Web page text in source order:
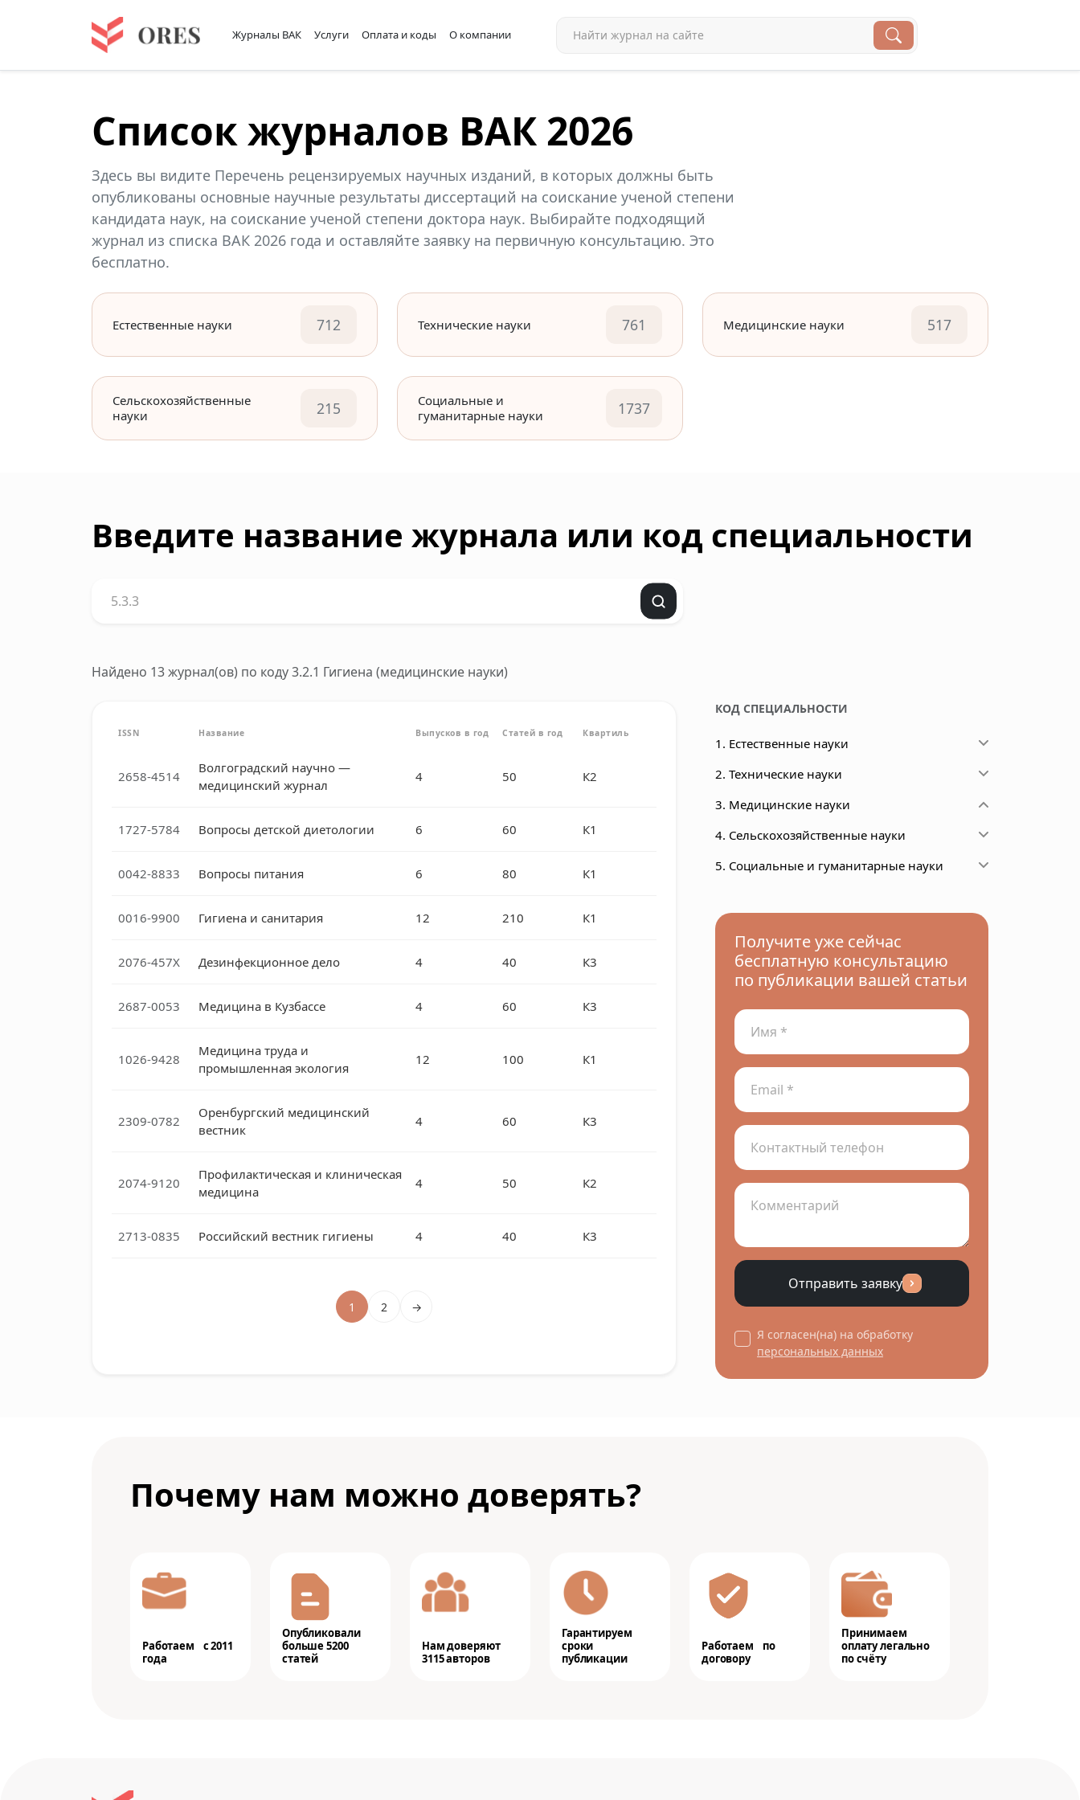
Журналы ВАК Услуги Оплата и коды О компании
Список журналов ВАК 2026
Здесь вы видите Перечень рецензируемых научных изданий, в которых должны быть
опубликованы основные научные результаты диссертаций на соискание ученой степени
кандидата наук, на соискание ученой степени доктора наук. Выбирайте подходящий
журнал из списка ВАК 2026 года и оставляйте заявку на первичную консультацию. Это
бесплатно.
Естественные науки 712 Технические науки 761 Медицинские науки 517
Сельскохозяйственные
науки
215
Социальные и
гуманитарные науки
1737
Введите название журнала или код специальности
Найдено 13 журнал(ов) по коду 3.2.1 Гигиена (медицинские науки)
ISSN Название Выпусков в год Статей в год Квартиль
2658-4514
Волгоградский научно —
медицинский журнал
4 50 К2
1727-5784 Вопросы детской диетологии 6 60 К1
0042-8833 Вопросы питания 6 80 К1
0016-9900 Гигиена и санитария 12 210 К1
2076-457X Дезинфекционное дело 4 40 К3
2687-0053 Медицина в Кузбассе 4 60 К3
1026-9428
Медицина труда и
промышленная экология
12 100 К1
2309-0782
Оренбургский медицинский
вестник
4 60 К3
2074-9120
Профилактическая и клиническая
медицина
4 50 К2
2713-0835 Российский вестник гигиены 4 40 К3
1 2 →
КОД СПЕЦИАЛЬНОСТИ
1. Естественные науки
2. Технические науки
3. Медицинские науки
4. Сельскохозяйственные науки
5. Социальные и гуманитарные науки
Получите уже сейчас
бесплатную консультацию
по публикации вашей статьи
Отправить заявку
Я согласен(на) на обработку
персональных данных
Почему нам можно доверять?
Работаем с 2011
года
Опубликовали
больше 5200
статей
Нам доверяют
3115 авторов
Гарантируем
сроки
публикации
Работаем по
договору
Принимаем
оплату легально
по счёту